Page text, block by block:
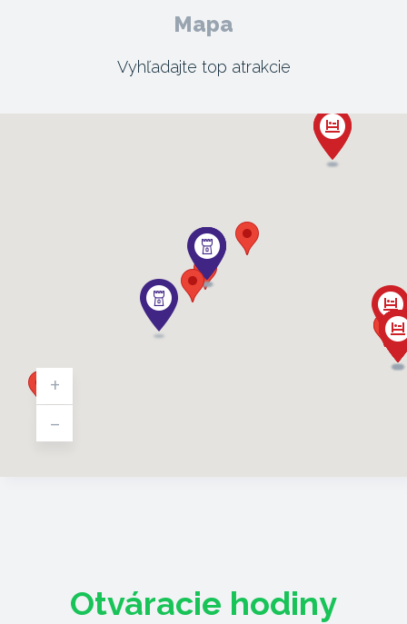
Mapa
Vyhľadajte top atrakcie
+
-
Otváracie hodiny